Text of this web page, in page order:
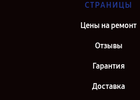
СТРАНИЦЫ
Цены на ремонт
Отзывы
Гарантия
Доставка